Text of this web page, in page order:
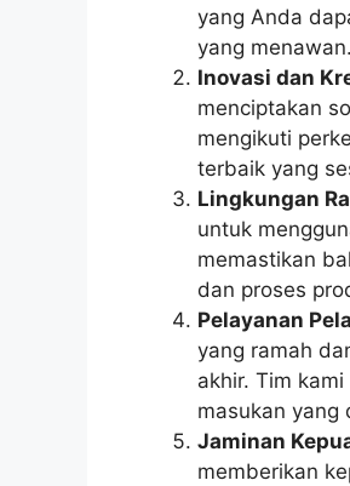
yang Anda
yang menawan.
Inovasi dan
menciptakan
mengikuti
terbaik yang
Lingkungan
untuk
memastikan
dan proses
Pelayanan
yang ramah
akhir. Tim
masukan yang
Jaminan
memberikan